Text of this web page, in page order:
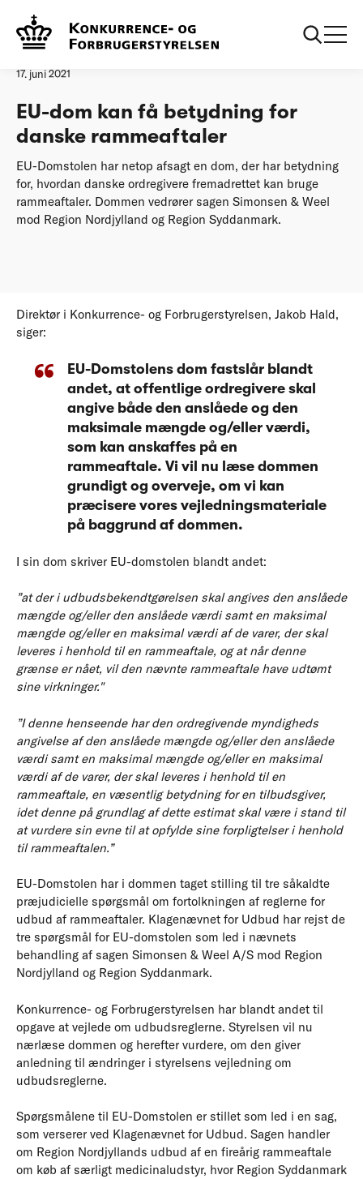
Forside
17. juni 2021
EU-dom kan få betydning for
danske rammeaftaler
EU-Domstolen har netop afsagt en dom, der har betydning
for, hvordan danske ordregivere fremadrettet kan bruge
rammeaftaler. Dommen vedrører sagen Simonsen & Weel
mod Region Nordjylland og Region Syddanmark.
Direktør i Konkurrence- og Forbrugerstyrelsen, Jakob Hald,
siger:
EU-Domstolens dom fastslår blandt
andet, at offentlige ordregivere skal
angive både den anslåede og den
maksimale mængde og/eller værdi,
som kan anskaffes på en
rammeaftale. Vi vil nu læse dommen
grundigt og overveje, om vi kan
præcisere vores vejledningsmateriale
på baggrund af dommen.
I sin dom skriver EU-domstolen blandt andet:
”at der i udbudsbekendtgørelsen skal angives den anslåede
mængde og/eller den anslåede værdi samt en maksimal
mængde og/eller en maksimal værdi af de varer, der skal
leveres i henhold til en rammeaftale, og at når denne
grænse er nået, vil den nævnte rammeaftale have udtømt
sine virkninger."
”I denne henseende har den ordregivende myndigheds
angivelse af den anslåede mængde og/eller den anslåede
værdi samt en maksimal mængde og/eller en maksimal
værdi af de varer, der skal leveres i henhold til en
rammeaftale, en væsentlig betydning for en tilbudsgiver,
idet denne på grundlag af dette estimat skal være i stand til
at vurdere sin evne til at opfylde sine forpligtelser i henhold
til rammeaftalen.”
EU-Domstolen har i dommen taget stilling til tre såkaldte
præjudicielle spørgsmål om fortolkningen af reglerne for
udbud af rammeaftaler. Klagenævnet for Udbud har rejst de
tre spørgsmål for EU-domstolen som led i nævnets
behandling af sagen Simonsen & Weel A/S mod Region
Nordjylland og Region Syddanmark.
Konkurrence- og Forbrugerstyrelsen har blandt andet til
opgave at vejlede om udbudsreglerne. Styrelsen vil nu
nærlæse dommen og herefter vurdere, om den giver
anledning til ændringer i styrelsens vejledning om
udbudsreglerne.
Spørgsmålene til EU-Domstolen er stillet som led i en sag,
som verserer ved Klagenævnet for Udbud. Sagen handler
om Region Nordjyllands udbud af en fireårig rammeaftale
om køb af særligt medicinaludstyr, hvor Region Syddanmark